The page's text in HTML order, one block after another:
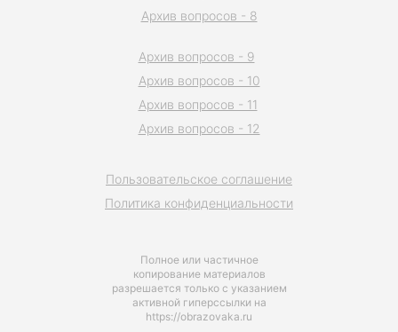
Полное или частичное
копирование материалов
разрешается только с указанием
активной гиперссылки на
https://obrazovaka.ru
Пользовательское соглашение
Политика конфиденциальности
Архив вопросов - 8
Архив вопросов - 9
Архив вопросов - 10
Архив вопросов - 11
Архив вопросов - 12